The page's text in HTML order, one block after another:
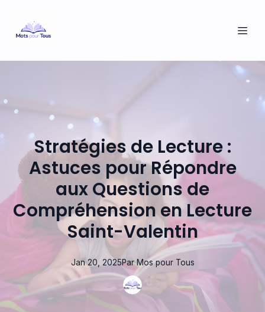
Stratégies de Lecture :
Astuces pour Répondre
aux Questions de
Compréhension en Lecture
Saint-Valentin
Jan 20, 2025Par Mos pour Tous